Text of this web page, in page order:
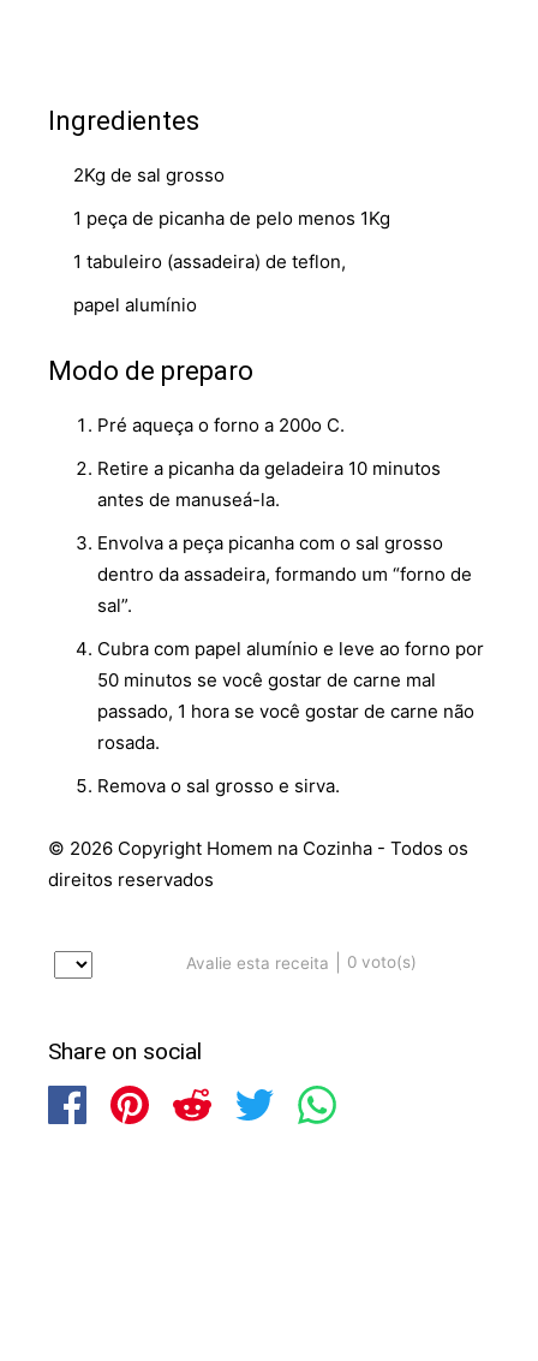
Ingredientes
2Kg de sal grosso
1 peça de picanha de pelo menos 1Kg
1 tabuleiro (assadeira) de teflon,
papel alumínio
Modo de preparo
Pré aqueça o forno a 200o C.
Retire a picanha da geladeira 10 minutos
antes de manuseá-la.
Envolva a peça picanha com o sal grosso
dentro da assadeira, formando um “forno de
sal”.
Cubra com papel alumínio e leve ao forno por
50 minutos se você gostar de carne mal
passado, 1 hora se você gostar de carne não
rosada.
Remova o sal grosso e sirva.
© 2026 Copyright Homem na Cozinha - Todos os
direitos reservados
Avalie esta receita 0 voto(s)
Share on social